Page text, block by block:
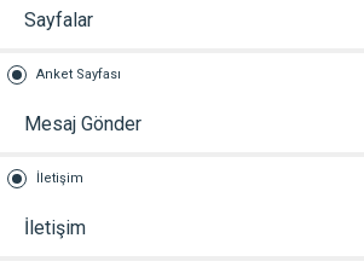
Sayfalar
Anket Sayfası
Mesaj Gönder
İletişim
İletişim